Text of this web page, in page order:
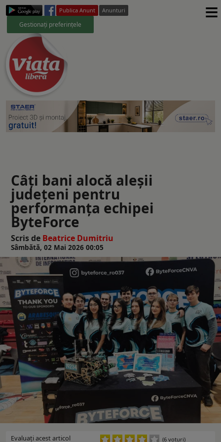
Publica Anunt Anunturi
Gestionați preferințele ≡
Câți bani alocă aleșii
județeni pentru
performanța echipei
ByteForce
Scris de Beatrice Dumitriu
Sâmbătă, 02 Mai 2026 00:05
Evaluaţi acest articol (6 voturi)